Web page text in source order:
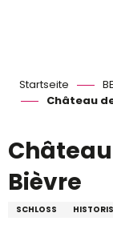
Startseite
Château
Bièvre
SCHLOSS